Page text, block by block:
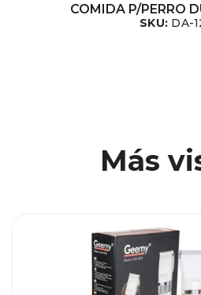
COMIDA P/PERRO
SKU: DA-
Más